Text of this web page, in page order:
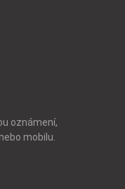
oznámení,
mobilu.